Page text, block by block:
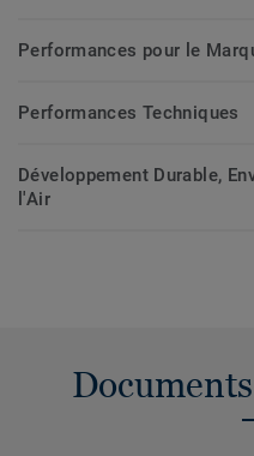
Performances pour le
Performances Techniques
Développement Durable,
l'Air